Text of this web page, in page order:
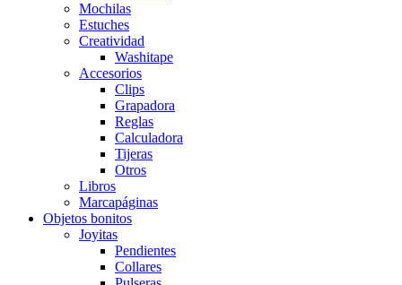
Mochilas
Estuches
Creatividad
Washitape
Accesorios
Clips
Grapadora
Reglas
Calculadora
Tijeras
Otros
Libros
Marcapáginas
Objetos bonitos
Joyitas
Pendientes
Collares